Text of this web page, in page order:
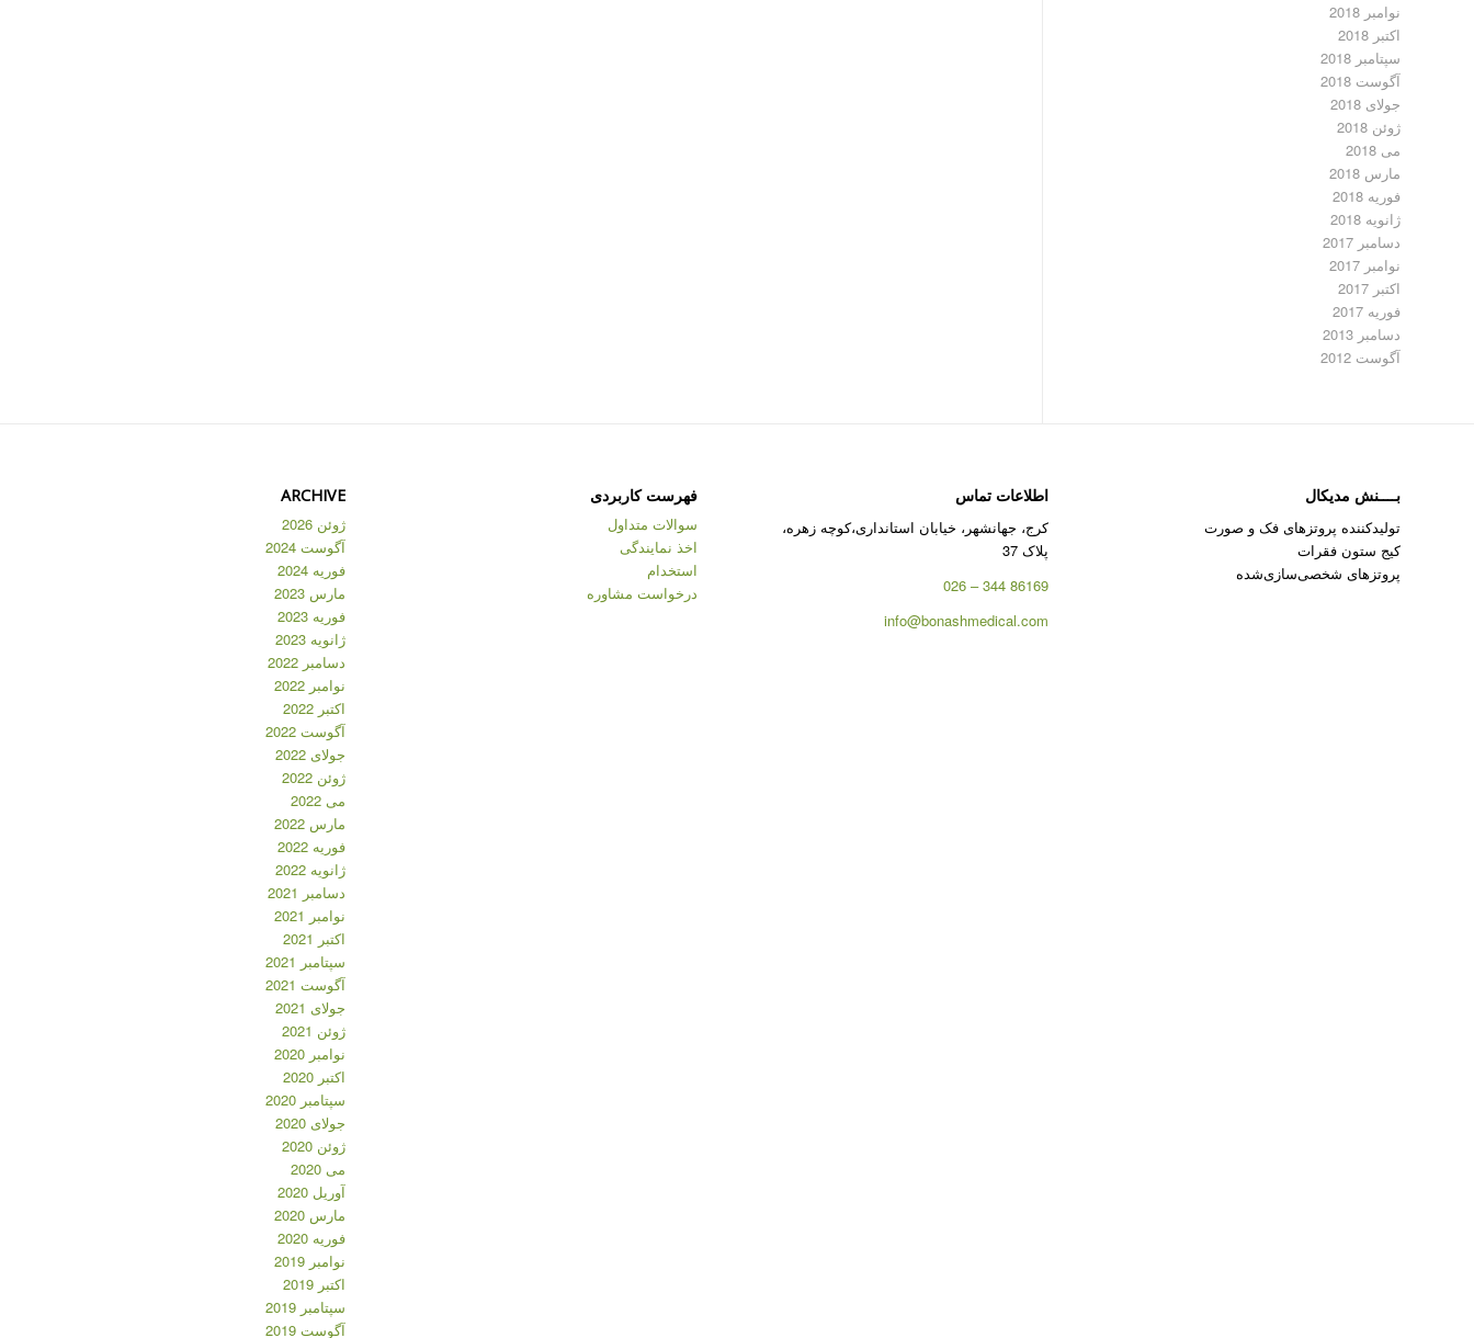
نوامبر 2018
اکتبر 2018
سپتامبر 2018
آگوست 2018
جولای 2018
ژوئن 2018
می 2018
مارس 2018
فوریه 2018
ژانویه 2018
دسامبر 2017
نوامبر 2017
اکتبر 2017
فوریه 2017
دسامبر 2013
آگوست 2012
بــــنش مدیکال
تولیدکننده پروتزهای فک و صورت
کیج ستون فقرات
پروتزهای شخصی‌سازی‌شده
اطلاعات تماس
کرج، جهانشهر، خیابان استانداری،کوچه زهره،
پلاک 37
86169 344 – 026
info@bonashmedical.com
فهرست کاربردی
سوالات متداول
اخذ نمایندگی
استخدام
درخواست مشاوره
ARCHIVE
ژوئن 2026
آگوست 2024
فوریه 2024
مارس 2023
فوریه 2023
ژانویه 2023
دسامبر 2022
نوامبر 2022
اکتبر 2022
آگوست 2022
جولای 2022
ژوئن 2022
می 2022
مارس 2022
فوریه 2022
ژانویه 2022
دسامبر 2021
نوامبر 2021
اکتبر 2021
سپتامبر 2021
آگوست 2021
جولای 2021
ژوئن 2021
نوامبر 2020
اکتبر 2020
سپتامبر 2020
جولای 2020
ژوئن 2020
می 2020
آوریل 2020
مارس 2020
فوریه 2020
نوامبر 2019
اکتبر 2019
سپتامبر 2019
آگوست 2019